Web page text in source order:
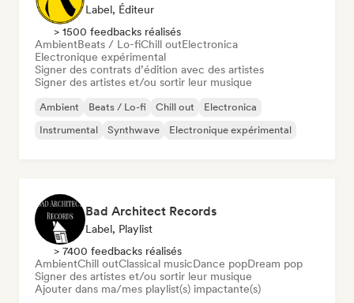
Label, Éditeur
> 1500 feedbacks réalisés
AmbientBeats / Lo-fiChill outElectronica
Electronique expérimental
Signer des contrats d’édition avec des artistes
Signer des artistes et/ou sortir leur musique
Ambient Beats / Lo-fi Chill out
Electronica
Instrumental
Synthwave Electronique expérimental
Bad Architect Records
Label, Playlist
> 7400 feedbacks réalisés
AmbientChill outClassical musicDance popDream pop
Signer des artistes et/ou sortir leur musique
Ajouter dans ma/mes playlist(s) impactante(s)